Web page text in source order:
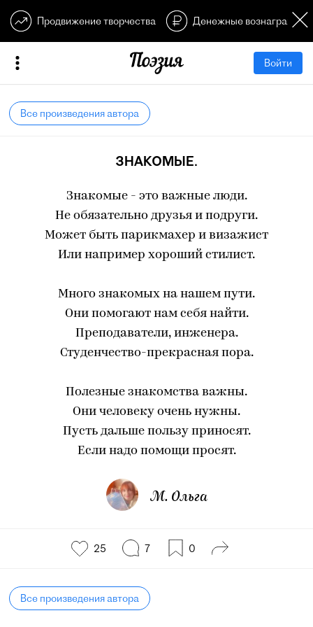
Продвижение творчества Денежные
Войти
Все произведения автора
ЗНАКОМЫЕ.
Знакомые - это важные люди.
Не обязательно друзья и подруги.
Может быть парикмахер и визажист
Или например хороший стилист.
Много знакомых на нашем пути.
Они помогают нам себя найти.
Преподаватели, инженера.
Студенчество-прекрасная пора.
Полезные знакомства важны.
Они человеку очень нужны.
Пусть дальше пользу приносят.
Если надо помощи просят.
М. Ольга
25 7 0
Все произведения автора